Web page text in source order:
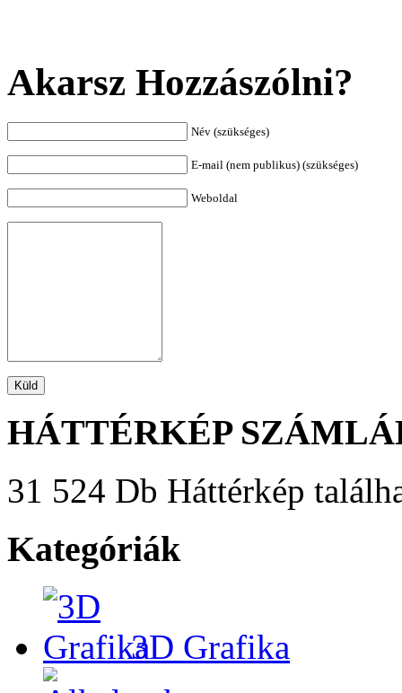
Akarsz Hozzászólni?
Név (szükséges)
E-mail (nem publikus) (szükséges)
Weboldal
HÁTTÉRKÉP
31 524 Db Háttérkép
Kategóriák
3D Grafika